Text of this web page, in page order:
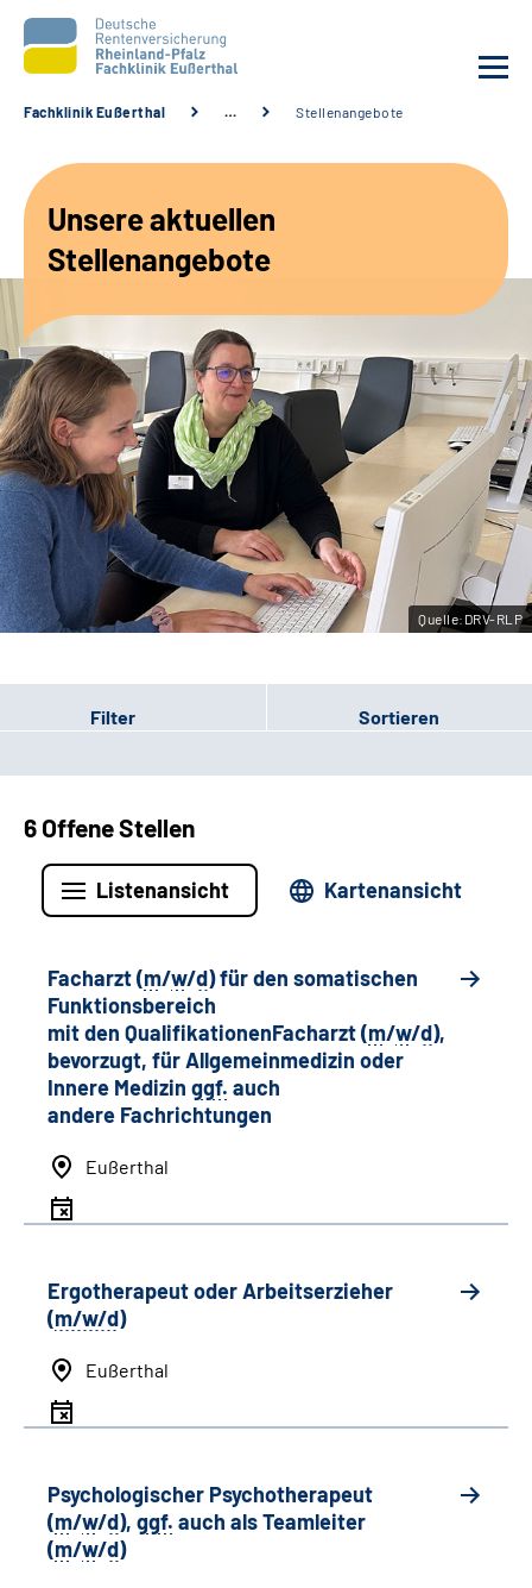
Unsere Angebote
Karriere
Beratungsstellen &
Zuweisende
Suche
Leichte Sprache
Gebärdensprache
Fachklinik Eußerthal … Stellenangebote
Unsere aktuellen
Stellenangebote
Quelle:DRV-RLP
Filter Sortieren
6 Offene Stellen
Listenansicht Kartenansicht
Facharzt (m/w/d) für den somatischen
Funktionsbereich
mit den QualifikationenFacharzt (m/w/d),
bevorzugt, für Allgemeinmedizin oder
Innere Medizin ggf. auch
andere Fachrichtungen
Eußerthal
Ergotherapeut oder Arbeitserzieher
(m/w/d)
Eußerthal
Psychologischer Psychotherapeut
(m/w/d), ggf. auch alsTeamleiter
(m/w/d)